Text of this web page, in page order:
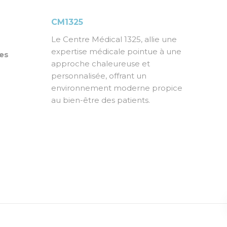
CM1325
Le Centre Médical 1325, allie une
expertise médicale pointue à une
approche chaleureuse et
personnalisée, offrant un
environnement moderne propice
au bien-être des patients.